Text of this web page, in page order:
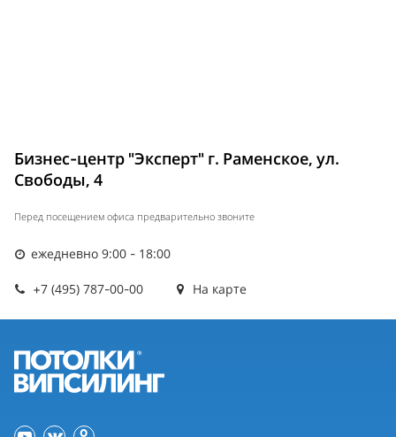
Бизнес-центр "Эксперт" г. Раменское, ул.
Свободы, 4
Перед посещением офиса предварительно звоните
ежедневно 9:00 - 18:00
+7 (495) 787-00-00 На карте